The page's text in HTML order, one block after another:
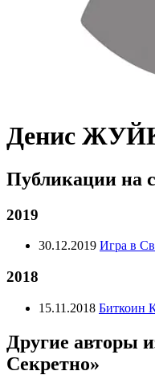
Денис
Публикации на
2019
30.12.2019 Игра в
2018
15.11.2018 Биткоин
Другие авторы
Секретно»